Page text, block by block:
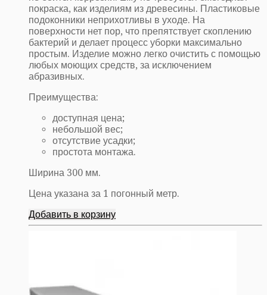
покраска, как изделиям из древесины. Пластиковые
подоконники неприхотливы в уходе. На
поверхности нет пор, что препятствует скоплению
бактерий и делает процесс уборки максимально
простым. Изделие можно легко очистить с помощью
любых моющих средств, за исключением
абразивных.
Преимущества:
доступная цена;
небольшой вес;
отсутствие усадки;
простота монтажа.
Ширина 300 мм.
Цена указана за 1 погонный метр.
Добавить в корзину